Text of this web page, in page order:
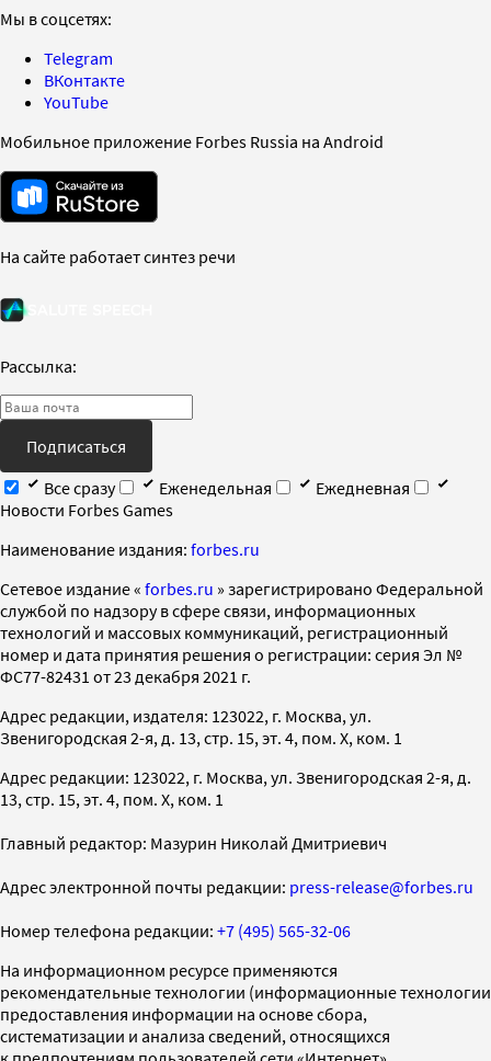
Мы в соцсетях:
Telegram
ВКонтакте
YouTube
Мобильное приложение Forbes Russia на Android
На сайте работает синтез речи
Рассылка:
Подписаться
Все сразу
Еженедельная
Ежедневная
Новости Forbes Games
Наименование издания: forbes.ru
Cетевое издание « forbes.ru » зарегистрировано Федеральной
службой по надзору в сфере связи, информационных
технологий и массовых коммуникаций, регистрационный
номер и дата принятия решения о регистрации: серия Эл №
ФС77-82431 от 23 декабря 2021 г.
Адрес редакции, издателя: 123022, г. Москва, ул.
Звенигородская 2-я, д. 13, стр. 15, эт. 4, пом. X, ком. 1
Адрес редакции: 123022, г. Москва, ул. Звенигородская 2-я, д.
13, стр. 15, эт. 4, пом. X, ком. 1
Главный редактор: Мазурин Николай Дмитриевич
Адрес электронной почты редакции: press-release@forbes.ru
Номер телефона редакции: +7 (495) 565-32-06
На информационном ресурсе применяются
рекомендательные технологии (информационные технологии
предоставления информации на основе сбора,
систематизации и анализа сведений, относящихся